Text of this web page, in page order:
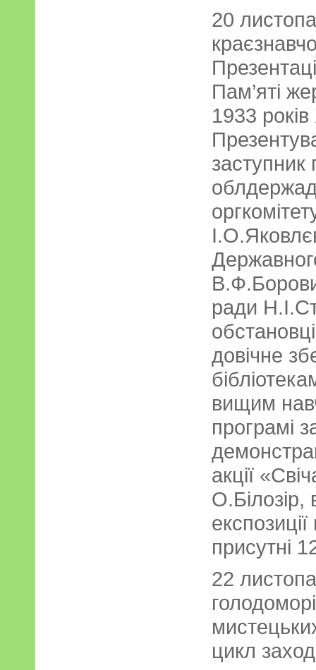
20
Пам’яті
1933
заступник
ради
довічне
вищим
програмі
акції
О.Білозір,
присутні
22
цикл